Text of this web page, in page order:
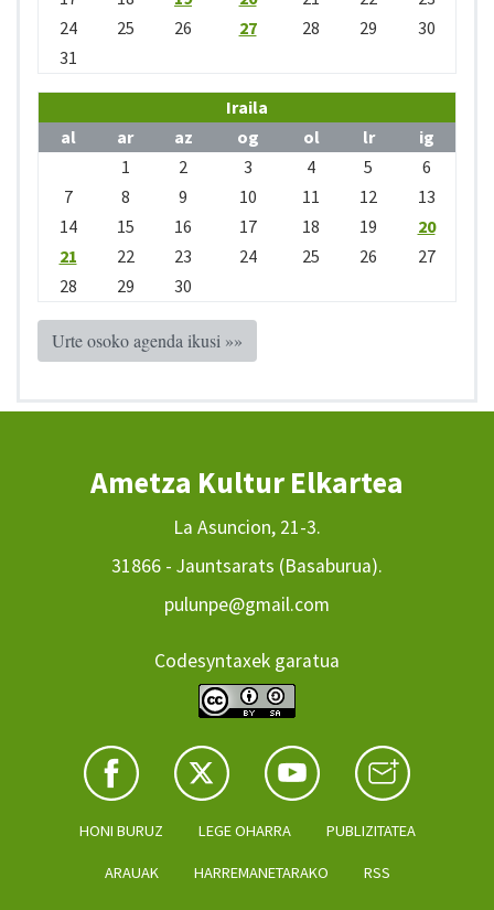
24
25 26 27 28 29
30
31
Iraila
al
ar az og ol lr
ig
1
2 3 4 5
6
7
8 9 10 11 12
13
14
15 16 17 18 19
20
21
22 23 24 25 26
27
28
29 30
Urte osoko agenda ikusi »»
Ametza Kultur Elkartea
La Asuncion, 21-3.
31866 - Jauntsarats (Basaburua).
pulunpe@gmail.com
Codesyntaxek garatua
HONI BURUZ LEGE OHARRA PUBLIZITATEA
ARAUAK HARREMANETARAKO RSS